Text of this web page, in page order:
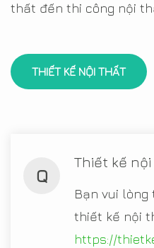
thất đến thi công nội
THIẾT KẾ NỘI THẤT
Q
Thiết kế
Bạn vui lòng
thiết kế nội
https://